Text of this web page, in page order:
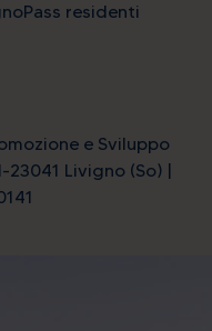
residenti
e Sviluppo
Livigno (So) |